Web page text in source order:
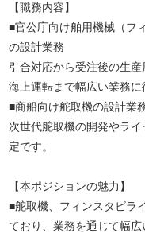
【職務内容】
■官公庁向け舶用機械（フ
の設計業務
引合対応から受注後の生産
海上運転まで幅広い業務に
■商船向け舵取機の設計業
次世代舵取機の開発やラ
定です。
【本ポジションの魅力】
■舵取機、フィンスタビラ
ており、業務を通じて幅広